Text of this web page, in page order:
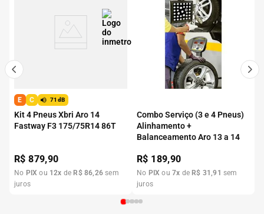
E C 71dB
Kit 4 Pneus Xbri Aro 14
Fastway F3 175/75R14 86T
R$879,90
No PIX ou 12x de R$ 86,26 sem
juros
Combo Serviço (3 e 4 Pneus)
Alinhamento +
Balanceamento Aro 13 a 14
R$ 189,90
No PIX ou7x de R$ 31 ,91 sem
juros